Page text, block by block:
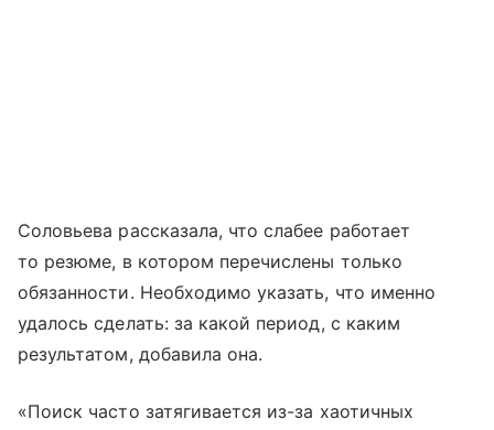
Соловьева рассказала, что слабее работает
то резюме, в котором перечислены только
обязанности. Необходимо указать, что именно
удалось сделать: за какой период, с каким
результатом, добавила она.
«Поиск часто затягивается из-за хаотичных